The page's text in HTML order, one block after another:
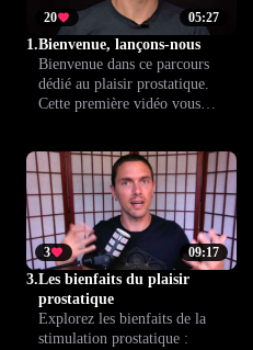
05:27
20
1.Bienvenue, lançons-nous
Bienvenue dans ce parcours
dédié au plaisir prostatique.
Cette première vidéo vous
l’état d’esprit à adopter pour
explorer en toute sécurité et
confiance.
09:17
3
3.Les bienfaits du plaisir
prostatique
Explorez les bienfaits de la
stimulation prostatique :